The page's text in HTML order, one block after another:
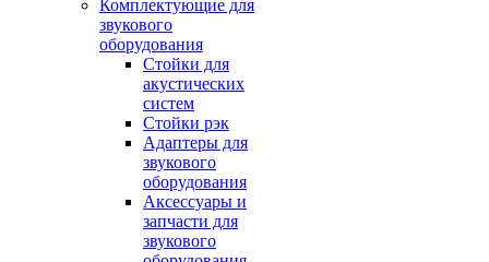
Комплектующие для
звукового
оборудования
Стойки для
акустических
систем
Стойки рэк
Адаптеры для
звукового
оборудования
Аксессуары и
запчасти для
звукового